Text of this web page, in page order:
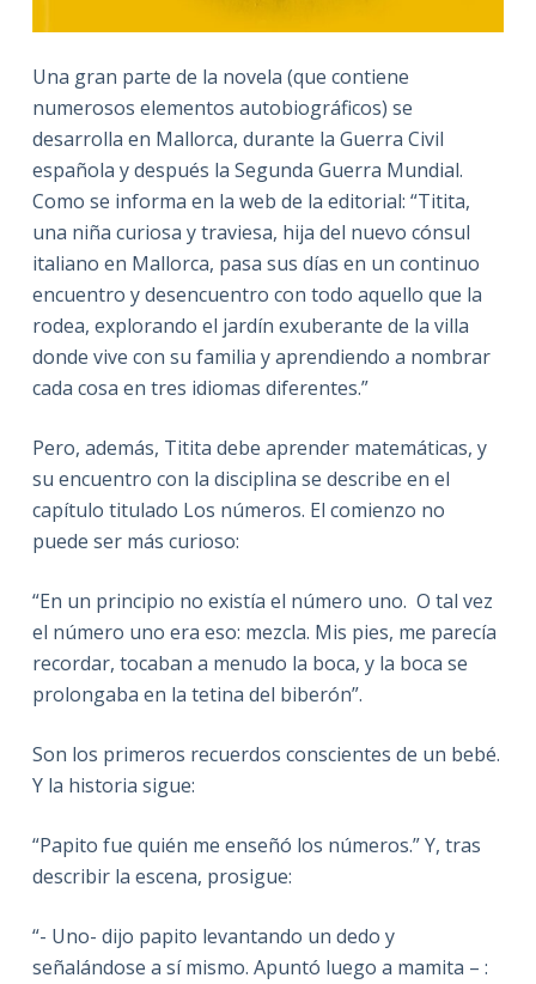
Una gran parte de la novela (que contiene
numerosos elementos autobiográficos) se
desarrolla en Mallorca, durante la Guerra Civil
española y después la Segunda Guerra Mundial.
Como se informa en la web de la editorial: “Titita,
una niña curiosa y traviesa, hija del nuevo cónsul
italiano en Mallorca, pasa sus días en un continuo
encuentro y desencuentro con todo aquello que la
rodea, explorando el jardín exuberante de la villa
donde vive con su familia y aprendiendo a nombrar
cada cosa en tres idiomas diferentes.”
Pero, además, Titita debe aprender matemáticas, y
su encuentro con la disciplina se describe en el
capítulo titulado Los números. El comienzo no
puede ser más curioso:
“En un principio no existía el número uno. O tal vez
el número uno era eso: mezcla. Mis pies, me parecía
recordar, tocaban a menudo la boca, y la boca se
prolongaba en la tetina del biberón”.
Son los primeros recuerdos conscientes de un bebé.
Y la historia sigue:
“Papito fue quién me enseñó los números.” Y, tras
describir la escena, prosigue:
“- Uno- dijo papito levantando un dedo y
señalándose a sí mismo. Apuntó luego a mamita – :